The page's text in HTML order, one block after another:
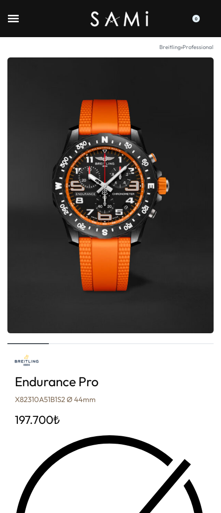
0
Breitling›Professional
Endurance Pro
X82310A51B1S2 Ø 44mm
197.700₺